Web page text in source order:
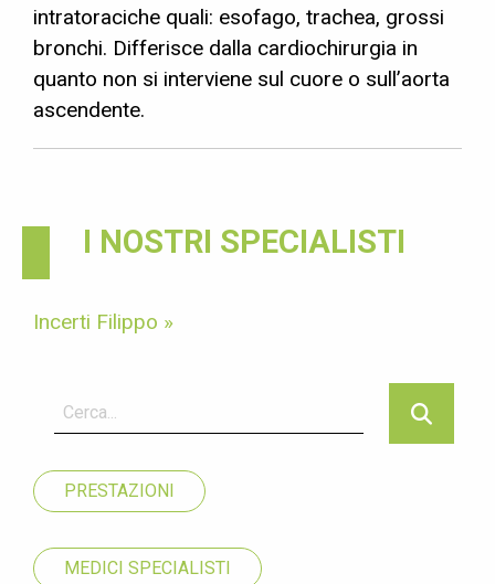
intratoraciche quali: esofago, trachea, grossi
bronchi. Differisce dalla cardiochirurgia in
quanto non si interviene sul cuore o sull’aorta
ascendente.
I NOSTRI SPECIALISTI
Incerti Filippo »
PRESTAZIONI
MEDICI SPECIALISTI